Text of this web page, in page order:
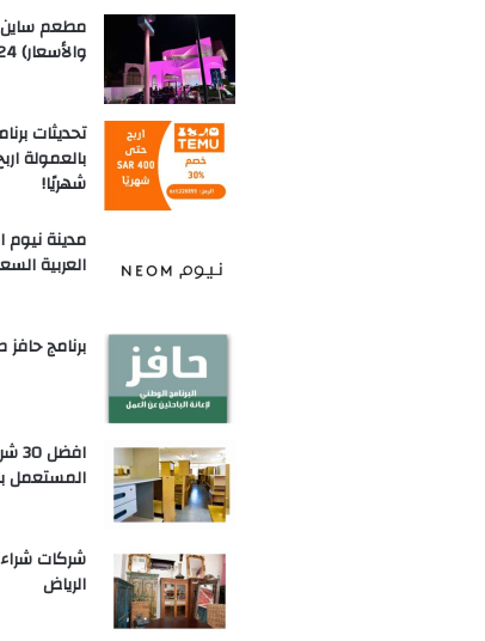
والأسعار) 2024
شهريًا!
مدينة
العربية
برنامج
المستعمل
شركات
الرياض